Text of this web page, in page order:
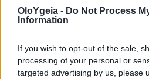
OloYgeia - Do Not Process
Information
If you wish to opt-out of the sale,
processing of your personal or
targeted advertising by us, please
Ένα φλιτζάνι
δηλαδή περίπου το
Συνιστώμενης